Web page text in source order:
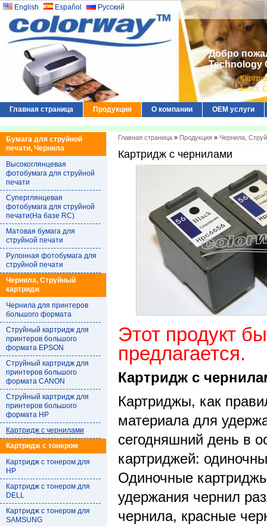
English Español Русский
Добро
Technology
холст,
Главная страница Продукция О компании ОЕМ услуги
Бумага для струйной
печати, Чернила
Высокоглянцевая
фотобумага для струйной
печати
Суперглянцевая
фотобумага для струйной
печати(На базе RC)
Матовая бумага для
струйной печати
Рулонная фотобумага для
струйной печати
Чернила, Струйный
картридж
Чернила для принтеров
большого формата
Струйный картридж для
принтеров большого
формата EPSON
Струйный картридж для
принтеров большого
формата CANON
Струйный картридж для
принтеров большого
формата HP
Картридж с чернилами
Картридж с тонером
Картридж с тонером для
HP
Картридж с тонером для
DELL
Картридж с тонером для
SAMSUNG
Главная страница » Продукция » Чернила,
Картридж с чернилами
Этот продукт
предлагается.
Картридж с
Картриджы, как
материала для
сегодняшний день в
картриджей:
Одиночные
удержания чернил
чернила, красные